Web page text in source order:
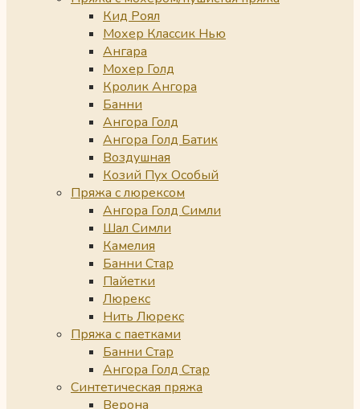
Кид Роял
Мохер Классик Нью
Ангара
Мохер Голд
Кролик Ангора
Банни
Ангора Голд
Ангора Голд Батик
Воздушная
Козий Пух Особый
Пряжа с люрексом
Ангора Голд Симли
Шал Симли
Камелия
Банни Стар
Пайетки
Люрекс
Нить Люрекс
Пряжа с паетками
Банни Стар
Ангора Голд Стар
Синтетическая пряжа
Верона